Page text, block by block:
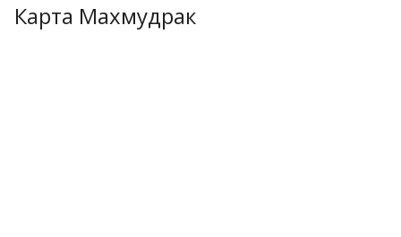
Карта Махмудрак